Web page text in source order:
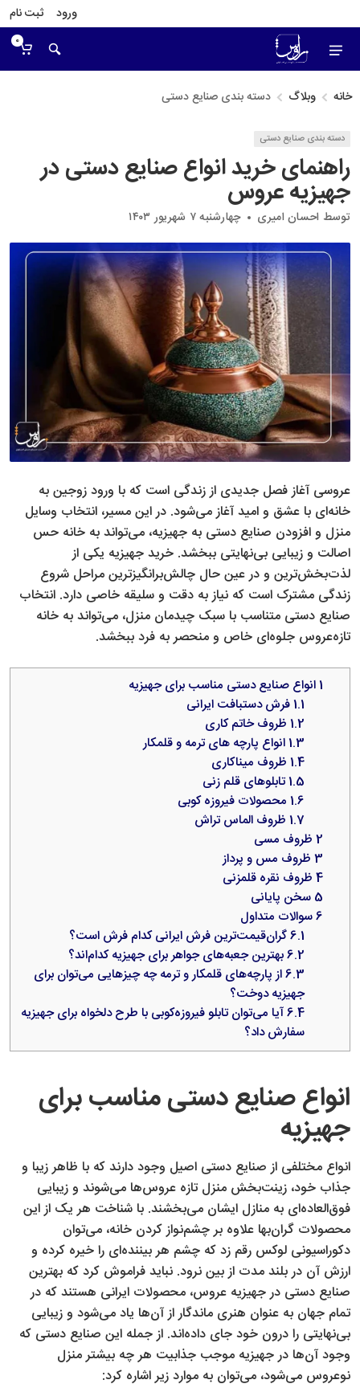
ورود ثبت نام
0
خانه وبلاگ دسته بندی صنایع دستی
دسته بندی صنایع دستی
راهنمای خرید انواع صنایع دستی در
جهیزیه عروس
توسط احسان امیری چهارشنبه ۷ شهریور ۱۴۰۳
عروسی آغاز فصل جدیدی از زندگی است که با ورود زوجین به
خانه‌ای با عشق و امید آغاز می‌شود. در این مسیر، انتخاب وسایل
منزل و افزودن صنایع دستی به جهیزیه، می‌تواند به خانه حس
اصالت و زیبایی بی‌نهایتی ببخشد. خرید جهیزیه یکی از
لذت‌بخش‌ترین و در عین حال چالش‌برانگیزترین مراحل شروع
زندگی مشترک است که نیاز به دقت و سلیقه خاصی دارد. انتخاب
صنایع دستی متناسب با سبک چیدمان منزل، می‌تواند به خانه
تازه‌عروس جلوه‌ای خاص و منحصر به فرد ببخشد.
1 انواع صنایع دستی مناسب برای جهیزیه
1.1 فرش دستبافت ایرانی
1.2 ظروف خاتم کاری
1.3 انواع پارچه های ترمه و قلمکار
1.4 ظروف میناکاری
1.5تابلوهای قلم‌ زنی
1.6 محصولات فیروزه کوبی
1.7 ظروف الماس تراش
2ظروف مسی
3ظروف مس و پرداز
4ظروف نقره قلمزنی
5 سخن پایانی
6سوالات متداول
6.1گران‌قیمت‌ترین فرش ایرانی کدام فرش است؟
6.2بهترین جعبه‌های جواهر برای جهیزیه کدام‌اند؟
6.3از پارچه‌های قلمکار و ترمه چه چیزهایی می‌توان برای
جهیزیه دوخت؟
6.4آیا می‌توان تابلو فیروزه‌کوبی با طرح دلخواه برای جهیزیه
سفارش داد؟
انواع صنایع دستی مناسب برای
جهیزیه
انواع مختلفی از صنایع دستی اصیل وجود دارند که با ظاهر زیبا و
جذاب خود، زینت‌بخش منزل تازه عروس‌ها می‌شوند و زیبایی
فوق‌العاده‌ای به منازل ایشان می‌بخشند. با شناخت هر یک از این
محصولات گران‌بها علاوه بر چشم‌نواز کردن خانه، می‌توان
دکوراسیونی لوکس رقم زد که چشم هر بیننده‌ای را خیره کرده و
ارزش آن در بلند مدت از بین نرود. نباید فراموش کرد که بهترین
صنایع دستی در جهیزیه عروس، محصولات ایرانی هستند که در
تمام جهان به عنوان هنری ماندگار از آن‌ها یاد می‌شود و زیبایی
بی‌نهایتی را درون خود جای داده‌اند. از جمله این صنایع دستی که
وجود آن‌ها در جهیزیه موجب جذابیت هر چه بیشتر منزل
نوعروس می‌شود، می‌توان به موارد زیر اشاره کرد: